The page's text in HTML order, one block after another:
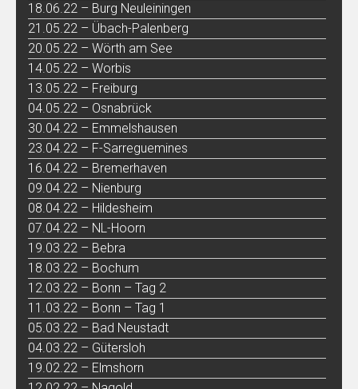
18.06.22 – Burg Neuleiningen
21.05.22 – Übach-Palenberg
20.05.22 – Wörth am See
14.05.22 – Worbis
13.05.22 – Freiburg
04.05.22 – Osnabrück
30.04.22 – Emmelshausen
23.04.22 – F-Sarreguemines
16.04.22 – Bremerhaven
09.04.22 – Nienburg
08.04.22 – Hildesheim
07.04.22 – NL-Hoorn
19.03.22 – Bebra
18.03.22 – Bochum
12.03.22 – Bonn – Tag 2
11.03.22 – Bonn – Tag 1
05.03.22 – Bad Neustadt
04.03.22 – Gütersloh
19.02.22 – Elmshorn